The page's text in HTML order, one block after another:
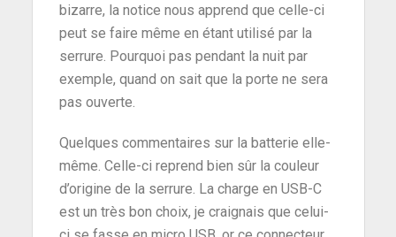
bizarre, la notice nous apprend que celle-ci
peut se faire même en étant utilisé par la
serrure. Pourquoi pas pendant la nuit par
exemple, quand on sait que la porte ne sera
pas ouverte.
Quelques commentaires sur la batterie elle-
même. Celle-ci reprend bien sûr la couleur
d’origine de la serrure. La charge en USB-C
est un très bon choix, je craignais que celui-